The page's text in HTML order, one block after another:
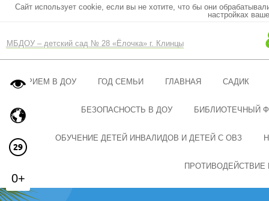
Сайт использует cookie, если вы не хотите, что бы они
настройках
МБДОУ – детский сад № 28 «Ёлочка» г. Клинцы
ПРИЕМ В ДОУ ГОД СЕМЬИ ГЛАВНАЯ САДИК
БЕЗОПАСНОСТЬ В ДОУ БИБЛИОТЕЧНЫЙ
ОБУЧЕНИЕ ДЕТЕЙ ИНВАЛИДОВ И ДЕТЕЙ С ОВЗ
ПРОТИВОДЕЙСТВИЕ
0+